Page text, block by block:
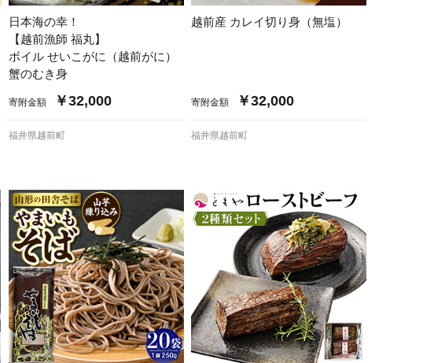
日本海の幸！
【越前漁師 福丸】
ボイル せいこがに（越前がに）
蟹のむき身
寄附金額 ￥32,000
福井県越前町
越前産 カレイ切り身（無塩）
寄附金額 ￥32,000
福井県越前町